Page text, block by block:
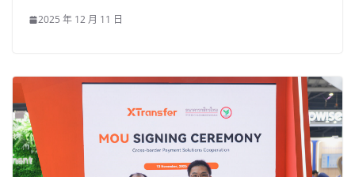
2025 年 12 月 11 日